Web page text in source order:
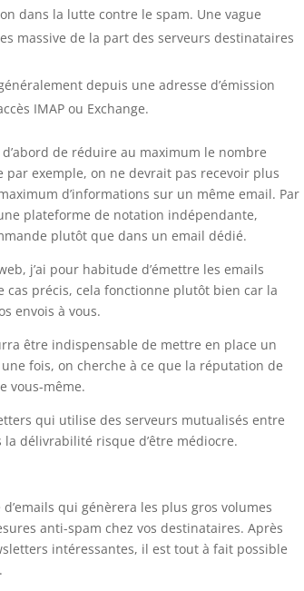
dans la lutte contre le spam. Une vague
massive de la part des serveurs destinataires
depuis une adresse d’émission
IMAP ou Exchange.
d’abord de réduire au maximum le nombre
par exemple, on ne devrait pas recevoir plus
d’informations sur un même email. Par
plateforme de notation indépendante,
plutôt que dans un email dédié.
j’ai pour habitude d’émettre les emails
cas précis, cela fonctionne plutôt bien car la
envois à vous.
être indispensable de mettre en place un
fois, on cherche à ce que la réputation de
vous-même.
qui utilise des serveurs mutualisés entre
délivrabilité risque d’être médiocre.
qui génèrera les plus gros volumes
anti-spam chez vos destinataires. Après
intéressantes, il est tout à fait possible